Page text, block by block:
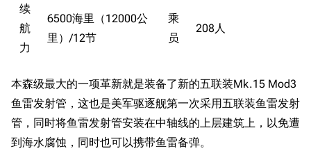
续
航
力
6500海里（12000公
里）/12节
乘
员
208人
本森级最大的一项革新就是装备了新的五联装Mk.15 Mod3
鱼雷发射管，这也是美军驱逐舰第一次采用五联装鱼雷发射
管，同时将鱼雷发射管安装在中轴线的上层建筑上，以免遭
到海水腐蚀，同时也可以携带鱼雷备弹。